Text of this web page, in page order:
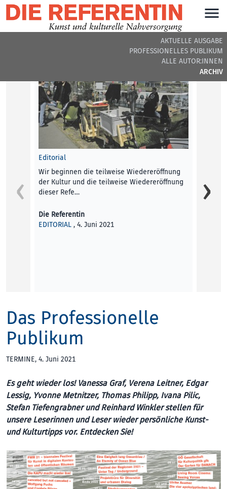
AKTUELLE AUSGABE
PROFESSIONELLES PUBLIKUM
ALLE AUTOR:INNEN
ARCHIV
DIE REFERENTIN #24 - BEITRÄGE DER AUSGABE
Editorial
Wir beginnen die teilweise Wiedereröffnung
der Kultur und die teilweise Wiedereröffnung
dieser Refe…
Die Referentin
EDITORIAL , 4. Juni 2021
Der
Das Professionelle
Publikum
TERMINE, 4. Juni 2021
Es geht wieder los! Vanessa Graf, Verena Leitner, Edgar
Lessig, Yvonne Metnitzer, Thomas Philipp, Ivana Pilic,
Stefan Tiefengrabner und Reinhard Winkler stellen für
unsere Leserinnen und Leser wieder persönliche Kunst-
und Kulturtipps vor. Entdecken Sie!